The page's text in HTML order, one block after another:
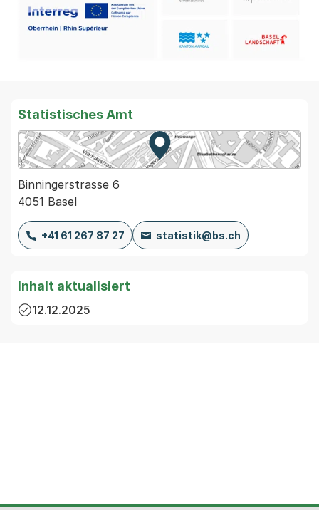
Statistisches Amt
Zur Karte von MapBS.
Externer Link, wird in einem
Binningerstrasse 6
4051 Basel
+41 61 267 87 27 statistik@bs.ch
Inhalt aktualisiert
12.12.2025